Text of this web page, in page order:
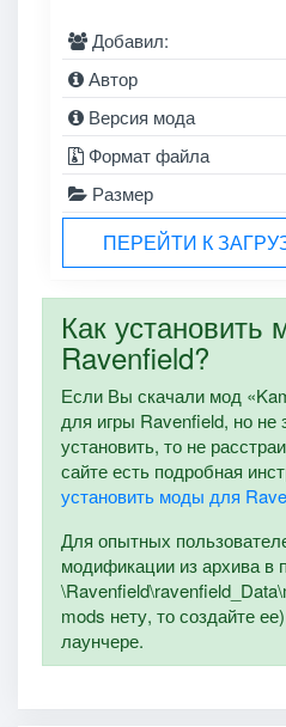
Добавил:
Автор
Версия мода
Формат файла
Размер
ПЕРЕЙТИ К
Как установить
Ravenfield?
Если Вы скачали мод
для игры Ravenfield, но не
установить, то не
сайте есть подробная
установить моды для
Для опытных
модификации из архива в
mods нету, то создайте
лаунчере.